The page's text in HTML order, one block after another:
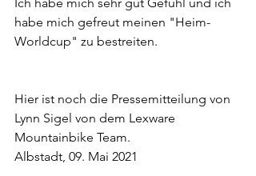
habe mich gefreut meinen "Heim-
Worldcup" zu bestreiten.
Hier ist noch die Pressemitteilung von
Lynn Sigel von dem Lexware
Mountainbike Team.
Albstadt, 09. Mai 2021